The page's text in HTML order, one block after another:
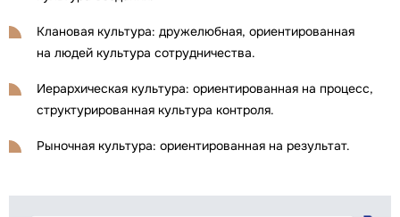
Клановая культура: дружелюбная, ориентированная
на людей культура сотрудничества.
Иерархическая культура: ориентированная на процесс,
структурированная культура контроля.
Рыночная культура: ориентированная на результат.